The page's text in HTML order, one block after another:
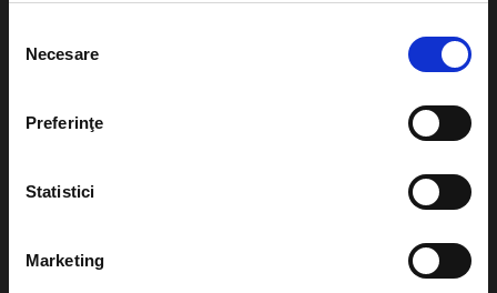
consimțământului
Necesare
Preferinţe
Statistici
Marketing
Evenimente
Teatru
festivaluri